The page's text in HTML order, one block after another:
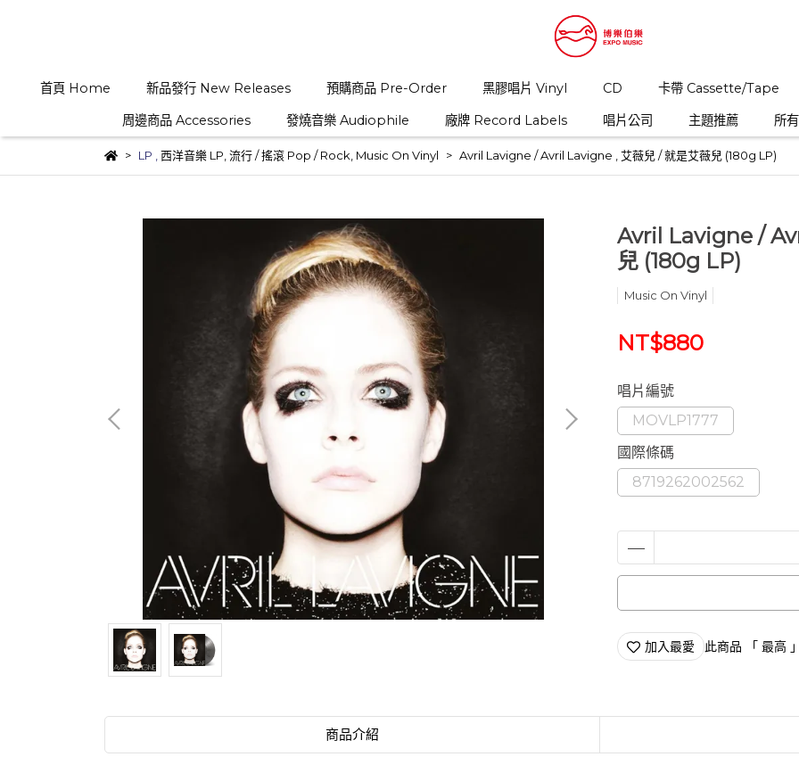
首頁 Home 新品發行 New Releases 預購商品 Pre-Order 黑膠唱片 Vinyl CD
卡帶 Cassette/Tape
周邊商品 Accessories
發燒音樂 Audiophile 廠牌 Record Labels 唱片公司 主題推薦 所
LP 西洋音樂 LP 流行 / 搖滾 Pop / Rock Music On Vinyl Avril Lavigne / Avril Lavigne , 艾薇兒 / 就是艾薇兒 (180g LP)
Avril Lavigne /
兒 (180g LP)
Music On Vinyl
NT$880
唱片編號
MOVLP1777
國際條碼
8719262002562
加入最愛 此商品 「 最高
商品介紹